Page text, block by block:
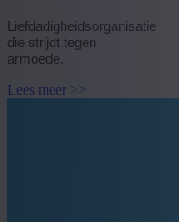
Liefdadigheidsorganisatie
die strijdt tegen
armoede.
Lees meer >>